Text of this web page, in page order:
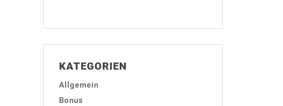
KATEGORIEN
Allgemein
Bonus